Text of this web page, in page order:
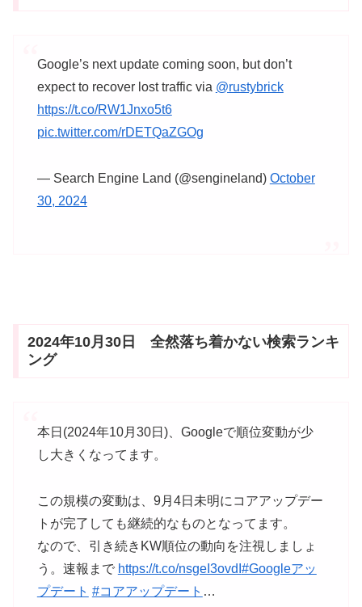
Google’s next update coming soon, but don’t
expect to recover lost traffic via @rustybrick
https://t.co/RW1Jnxo5t6
pic.twitter.com/rDETQaZGOg
— Search Engine Land (@sengineland) October
30, 2024
2024年10月30日 全然落ち着かない検索ランキ
ング
本日(2024年10月30日)、Googleで順位変動が少
し大きくなってます。
この規模の変動は、9月4日未明にコアアップデー
トが完了しても継続的なものとなってます。
なので、引き続きKW順位の動向を注視しましょ
う。速報まで https://t.co/nsgeI3ovdI #Googleアッ
プデート #コアアップデート …